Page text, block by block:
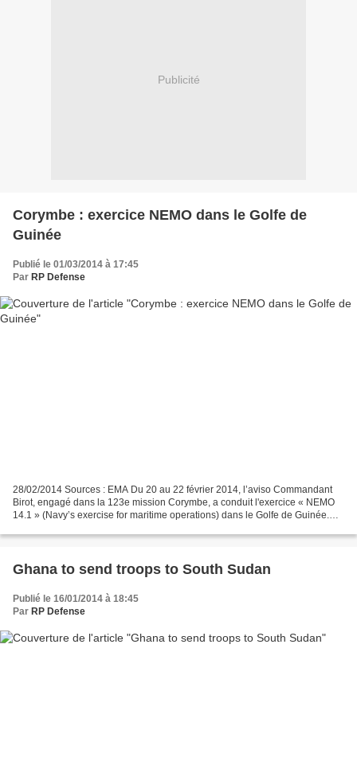
Publicité
Corymbe : exercice NEMO dans le Golfe de
Guinée
Publié le 01/03/2014 à 17:45
Par RP Defense
28/02/2014 Sources : EMA Du 20 au 22 février 2014, l’aviso Commandant
Birot, engagé dans la 123e mission Corymbe, a conduit l'exercice « NEMO
14.1 » (Navy’s exercise for maritime operations) dans le Golfe de Guinée.
Ghana to send troops to South Sudan
Publié le 16/01/2014 à 18:45
Par RP Defense